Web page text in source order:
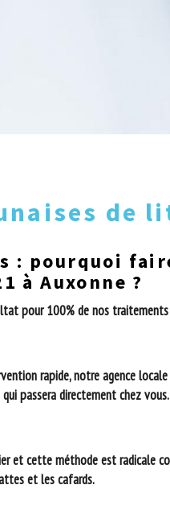
de
: pourquoi
à Auxonne ?
pour 100% de nos
rapide, notre agence
passera directement chez vous.
cette méthode est radicale
et les cafards.